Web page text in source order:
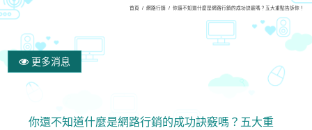
首頁 / 網路行銷 / 你還不知道什麼是網路行銷的成功訣竅嗎？五大重點告訴你！
更多消息
你還不知道什麼是網路行銷的成功訣竅嗎？五大重